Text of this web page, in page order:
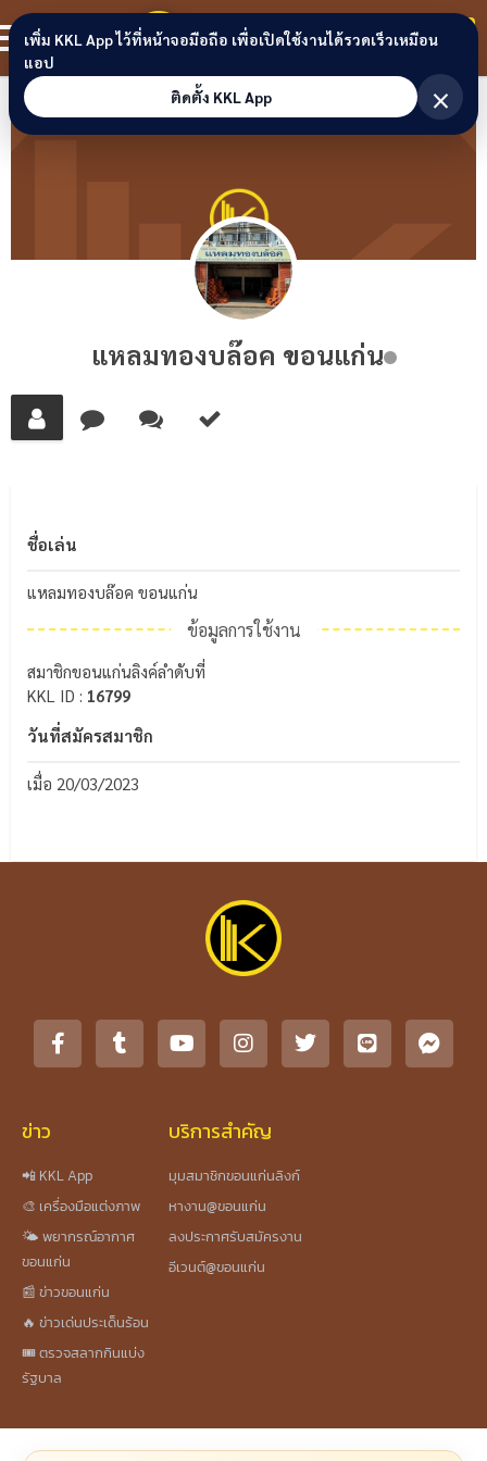
Skip to content
ขอนแก่นลิงก์ สมาชิก
แหลมทอง​บล๊​อค​ ขอนแก่น​
ชื่อเล่น
แหลมทอง​บล๊​อค​ ขอนแก่น​
ข้อมูลการใช้งาน
สมาชิกขอนแก่นลิงค์ลำดับที่
KKL ID : 16799
วันที่สมัครสมาชิก
เมื่อ 20/03/2023
ข่าว
📲 KKL App
🎨 เครื่องมือแต่งภาพ
🌤️ พยากรณ์อากาศ
ขอนแก่น
📰 ข่าวขอนแก่น
🔥 ข่าวเด่นประเด็นร้อน
🎟️ ตรวจสลากกินแบ่ง
รัฐบาล
บริการสำคัญ
มุมสมาชิกขอนแก่นลิงก์
หางาน@ขอนแก่น
ลงประกาศรับสมัครงาน
อีเวนต์@ขอนแก่น
เพิ่ม KKL App ไว้ที่หน้าจอมือถือ เพื่อเปิดใช้งานได้รวดเร็วเหมือน
แอป
ติดตั้ง KKL App
×